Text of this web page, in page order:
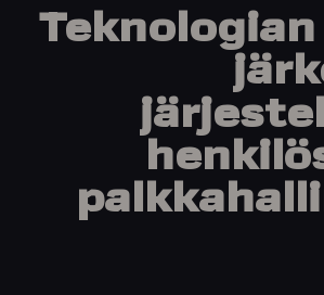
Teknologian